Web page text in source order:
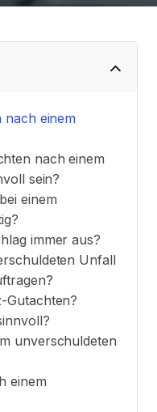
nach einem
nach einem
sein?
einem
immer aus?
Unfall
Gutachten?
unverschuldeten
einem